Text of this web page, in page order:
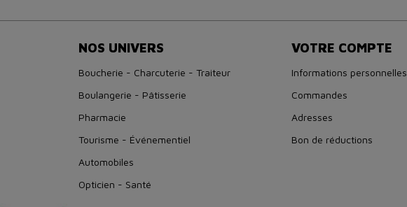
NOS UNIVERS
Boucherie - Charcuterie - Traiteur
Boulangerie - Pâtisserie
Pharmacie
Tourisme - Événementiel
Automobiles
Opticien - Santé
VOTRE COMPTE
Informations personnelles
Commandes
Adresses
Bon de réductions